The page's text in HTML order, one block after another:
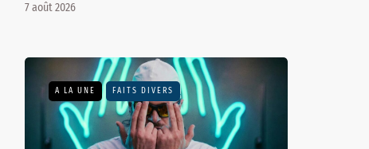
7 août 2026
A LA UNE FAITS DIVERS